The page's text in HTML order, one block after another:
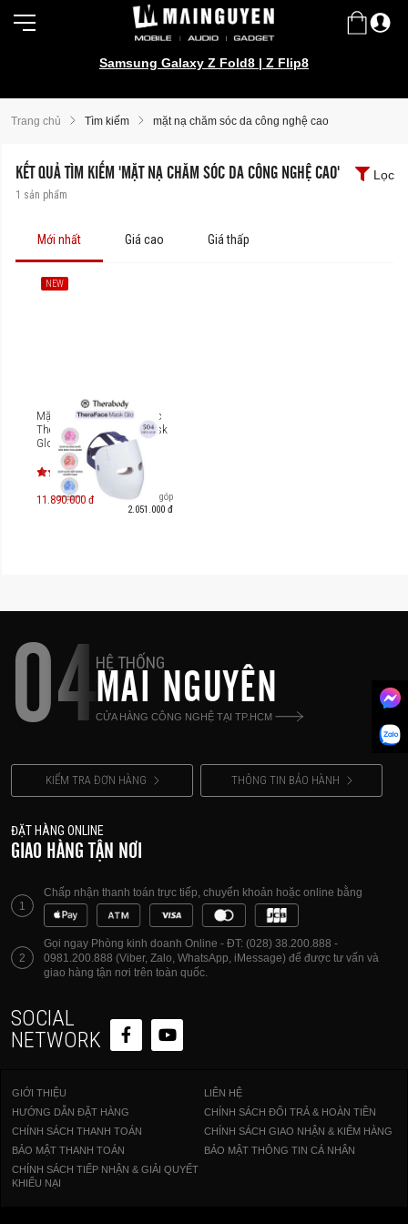
Samsung Galaxy Z Fold8 | Z Flip8
Trang chủ Tìm kiếm mặt nạ chăm sóc da công nghệ cao
KẾT QUẢ TÌM KIẾM 'MẶT NẠ CHĂM SÓC DA CÔNG NGHỆ CAO'
1 sản phẩm
Lọc
Mới nhất Giá cao Giá thấp
NEW
Mặt nạ ánh sáng sinh học
Therabody TheraFace Mask
Glo
11.890.000 đ
Trả góp
2.051.000 đ
04HỆ THỐNG
MAI NGUYÊN
CỬA HÀNG CÔNG NGHỆ TẠI TP.HCM
KIỂM TRA ĐƠN HÀNG THÔNG TIN BẢO HÀNH
ĐẶT HÀNG ONLINE
GIAO HÀNG TẬN NƠI
1
Chấp nhận thanh toán trực tiếp, chuyển khoản hoặc online bằng
2
Gọi ngay Phòng kinh doanh Online - ĐT: (028) 38.200.888 -
0981.200.888 (Viber, Zalo, WhatsApp, iMessage) để được tư vấn và
giao hàng tận nơi trên toàn quốc.
SOCIAL
NETWORK
GIỚI THIỆU
LIÊN HỆ
HƯỚNG DẪN ĐẶT HÀNG
CHÍNH SÁCH ĐỔI TRẢ & HOÀN TIỀN
CHÍNH SÁCH THANH TOÁN
CHÍNH SÁCH GIAO NHẬN & KIỂM HÀNG
BẢO MẬT THANH TOÁN
BẢO MẬT THÔNG TIN CÁ NHÂN
CHÍNH SÁCH TIẾP NHẬN & GIẢI QUYẾT
KHIẾU NẠI